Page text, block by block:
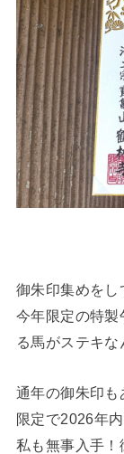
御朱印集めをし
今年限定の特製
る馬がステキな
通年の御朱印
限定で2026年内
私も無事入手！